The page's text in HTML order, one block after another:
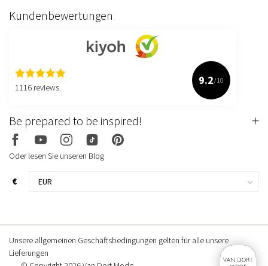
Kundenbewertungen
1116 reviews
9.2/10
Be prepared to be inspired!
Oder lesen Sie unseren Blog
€
Unsere allgemeinen Geschäftsbedingungen gelten für alle unsere
Lieferungen